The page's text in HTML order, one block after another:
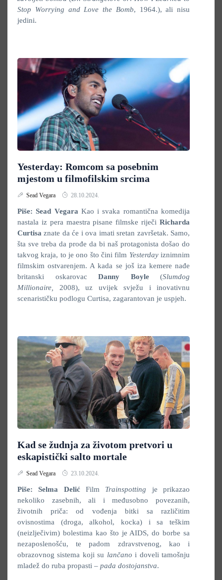
Stop Worrying and Love the Bomb, 1964.), ali nisu
jedini.
Yesterday: Romcom sa posebnim
mjestom u filmofilskim srcima
Sead Vegara 28.10.2024.
Piše: Sead Vegara Kao i svaka romantična komedija
nastala iz pera maestra pisane filmske riječi Richarda
Curtisa znate da će i ova imati sretan završetak. Samo,
šta sve treba da prođe da bi naš protagonista došao do
takvog kraja, to je ono što čini film Yesterdayiznimnim
filmskim ostvarenjem. A kada se još iza kemere nađe
britanski oskarovac Danny Boyle(Slumdog
Millionaire, 2008), uz uvijek svježu i inovativnu
scenarističku podlogu Curtisa, zagarantovan je uspjeh.
Kad se žudnja za životom pretvori u
eskapistički salto mortale
Sead Vegara 23.10.2024.
Piše: Selma Delić Film Trainspotting je prikazao
nekoliko zasebnih, ali i međusobno povezanih,
životnih priča: od vođenja bitki sa različitim
ovisnostima (droga, alkohol, kocka) i sa teškim
(neizlječivim) bolestima kao što je AIDS, do borbe sa
nezaposlenošću, te padom zdravstvenog, kao i
obrazovnog sistema koji su lančano i doveli tamošnju
mladež do ruba propasti – pada dostojanstva.